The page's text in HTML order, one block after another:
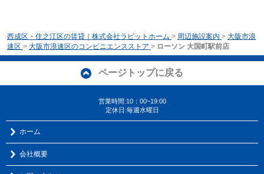
西成区・住之江区の賃貸｜株式会社ラビットホーム > 周辺施設案内 > 大阪市浪
速区 > 大阪市浪速区のコンビニエンスストア > ローソン 大国町駅前店
ページトップに戻る
営業時間:10：00~19:00
定休日:毎週水曜日
ホーム
会社概要